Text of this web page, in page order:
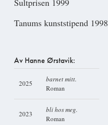
Tanums kunststipend 1998
Av Hanne Ørstavik:
2025
barnet mitt.
Roman
2023
bli hos meg.
Roman